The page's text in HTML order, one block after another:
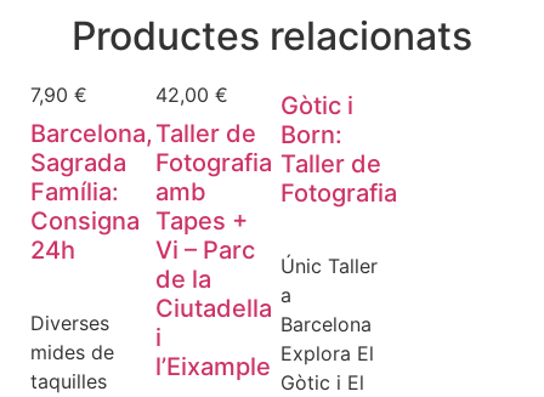
Productes relacionats
7,90 €
Barcelona,
Sagrada
Família:
Consigna
24h
Diverses
mides de
taquilles
42,00 €
Taller de
Fotografia
amb
Tapes +
Vi – Parc
de la
Ciutadella
i
l’Eixample
Gòtic i
Born:
Taller de
Fotografia
Únic Taller
a
Barcelona
Explora El
Gòtic i El